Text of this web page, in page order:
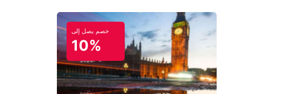
خصم يصل إلى
10%